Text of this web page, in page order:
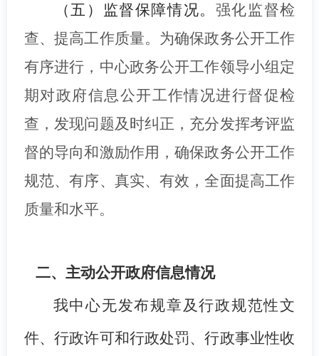
（五）监督保障情况。 强化监督检
查、提高工作质量。为确保政务公开工作
有序进行，中心政务公开工作领导小组定
期对政府信息公开工作情况进行督促检
查，发现问题及时纠正，充分发挥考评监
督的导向和激励作用，确保政务公开工作
规范、有序、真实、有效，全面提高工作
质量和水平。
二、主动公开政府信息情况
我中心无发布规章及行政规范性文
件、行政许可和行政处罚、行政事业性收